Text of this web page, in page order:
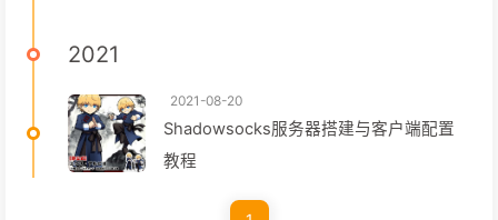
2021
2021-08-20
Shadowsocks服务器搭建与客户端配置
教程